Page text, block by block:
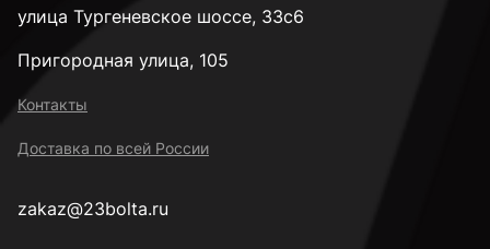
улица Тургеневское шоссе, 33с6
Пригородная улица, 105
Контакты
Доставка по всей России
zakaz@23bolta.ru